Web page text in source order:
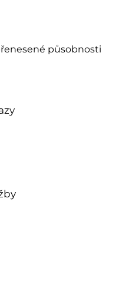
působnosti